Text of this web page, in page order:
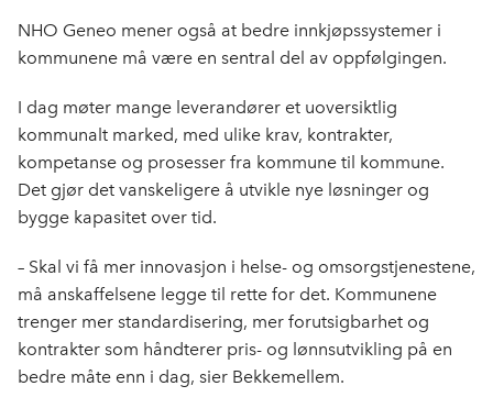
NHO Geneo mener også at bedre innkjøpssystemer i
kommunene må være en sentral del av oppfølgingen.
I dag møter mange leverandører et uoversiktlig
kommunalt marked, med ulike krav, kontrakter,
kompetanse og prosesser fra kommune til kommune.
Det gjør det vanskeligere å utvikle nye løsninger og
bygge kapasitet over tid.
– Skal vi få mer innovasjon i helse- og omsorgstjenestene,
må anskaffelsene legge til rette for det. Kommunene
trenger mer standardisering, mer forutsigbarhet og
kontrakter som håndterer pris- og lønnsutvikling på en
bedre måte enn i dag, sier Bekkemellem.